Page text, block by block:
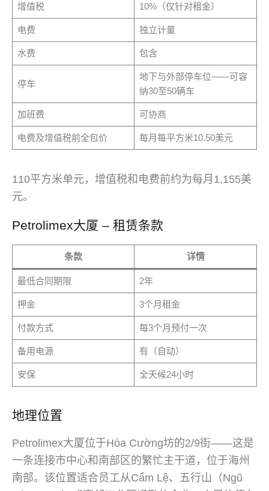
增值税 10%（仅针对租金）
电费 独立计量
水费 包含
停车
地下与外部停车位——可容
纳30至50辆车
加班费 可协商
电费及增值税前全包价 每月每平方米10.50美元
110平方米单元，增值税和电费前约为每月1,155美
元。
Petrolimex大厦 – 租赁条款
条款 详情
最低合同期限 2年
押金 3个月租金
付款方式 每3个月预付一次
备用电源 有（自动）
安保 全天候24小时
地理位置
Petrolimex大厦位于Hòa Cường坊的2/9街——这是
一条连接市中心和南部区的繁忙主干道，位于海州
南部。该位置适合员工从Cẩm Lệ、五行山（Ngũ